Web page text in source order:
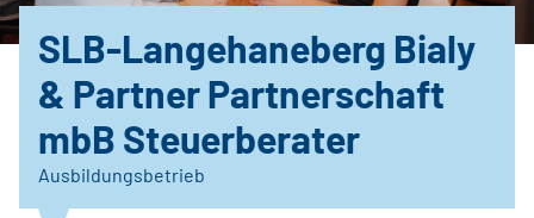
SLB-Langehaneberg Bialy
& Partner Partnerschaft
mbB Steuerberater
Ausbildungsbetrieb